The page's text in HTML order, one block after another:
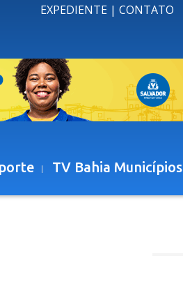
EXPEDIENTE | CONTATO
TV Bahia Municípios